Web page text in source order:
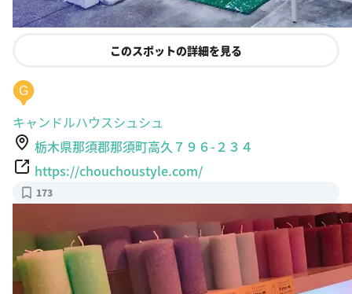
このスポットの詳細を見る
G
キャンドルハウスシュシュ
栃木県那須郡那須町高久７９６-２３４
https://chouchoustyle.com/
173